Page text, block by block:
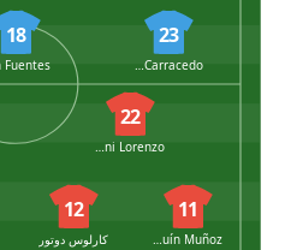
23
18
22
11
Joaquín Muñoz
12
كارلوس دوتور